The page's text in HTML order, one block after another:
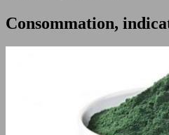
Consommation,